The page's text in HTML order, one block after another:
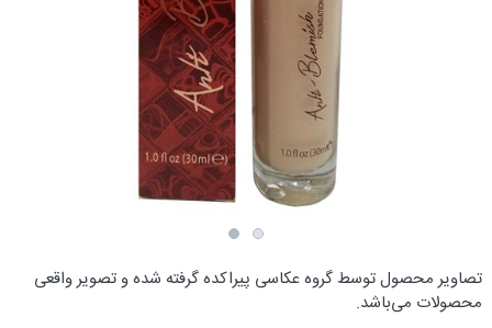
تصاویر محصول توسط گروه عکاسی پیراکده گرفته شده و تصویر واقعی
محصولات می‌باشد.